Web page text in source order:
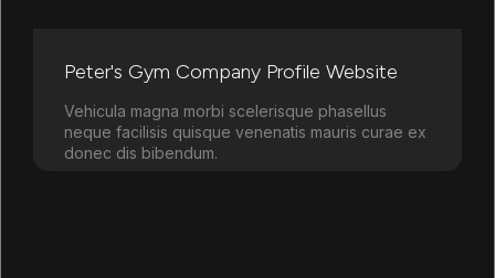
Peter's Gym Company Profile Website
Vehicula magna morbi scelerisque phasellus
neque facilisis quisque venenatis mauris curae ex
donec dis bibendum.